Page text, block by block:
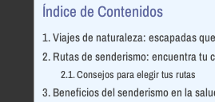
Índice de Contenidos
Viajes de naturaleza: escapadas
Rutas de senderismo: encuentra tu
Consejos para elegir tus rutas
Beneficios del senderismo en la